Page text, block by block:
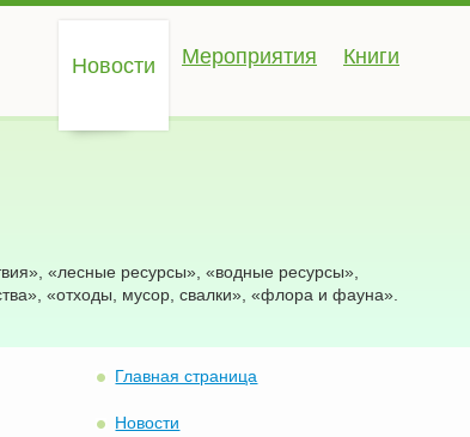
Новости Мероприятия Книги
«лесные ресурсы», «водные ресурсы»,
«отходы, мусор, свалки», «флора и фауна».
Главная страница
Новости